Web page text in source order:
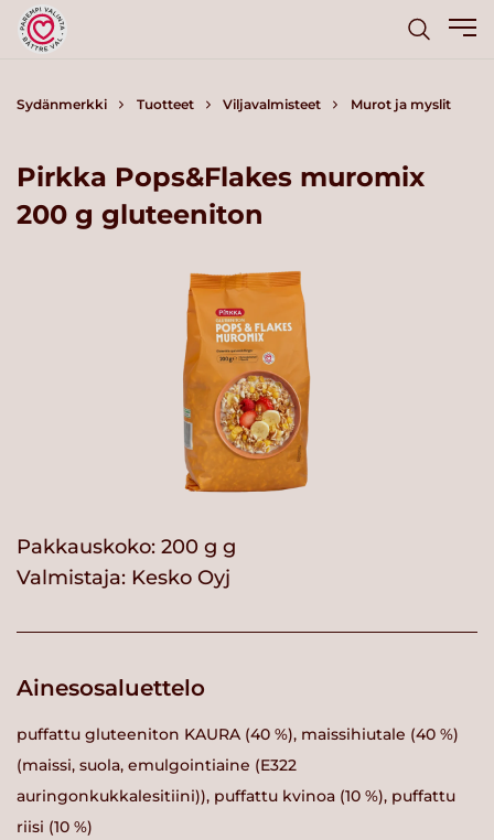
Sydänmerkki Tuotteet Viljavalmisteet Murot ja myslit
Pirkka Pops&Flakes muromix
200 g gluteeniton
Pakkauskoko: 200 g g
Valmistaja: Kesko Oyj
Ainesosaluettelo
puffattu gluteeniton KAURA (40 %), maissihiutale (40 %)
(maissi, suola, emulgointiaine (E322
auringonkukkalesitiini)), puffattu kvinoa (10 %), puffattu
riisi (10 %)